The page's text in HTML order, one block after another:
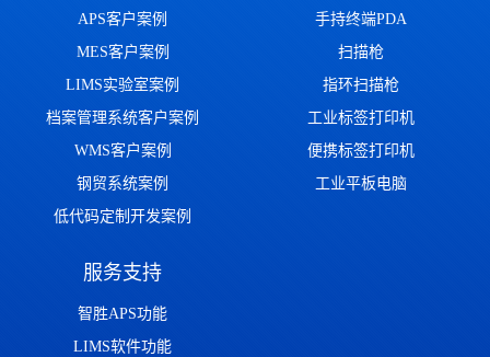
APS客户案例
MES客户案例
LIMS实验室案例
档案管理系统客户案例
WMS客户案例
钢贸系统案例
低代码定制开发案例
手持终端PDA
扫描枪
指环扫描枪
工业标签打印机
便携标签打印机
工业平板电脑
服务支持
智胜APS功能
LIMS软件功能